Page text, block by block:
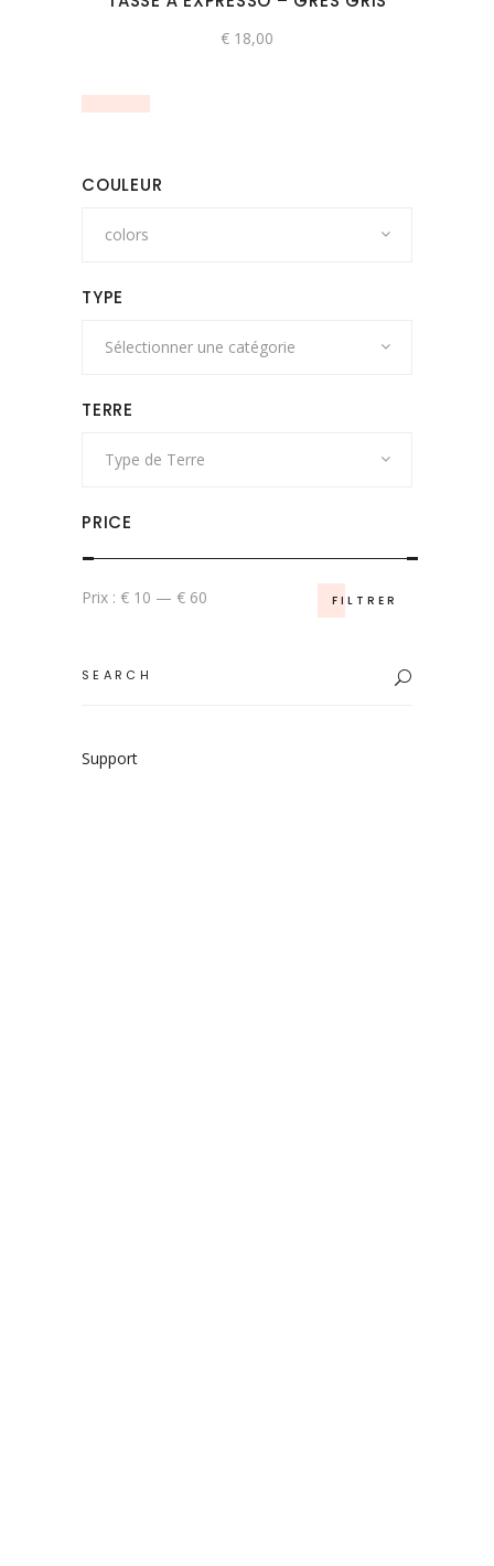
être
choisies
€ 18,00
COULEUR
colors
TYPE
Sélectionner une catégorie
TERRE
Type de Terre
PRICE
Prix
Prix
FILTRER
Prix : € 10 — € 60
for:
Support